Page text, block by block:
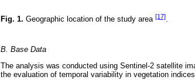
Fig. 1. Geographic location of the study area [17].
B. Base Data
The analysis was conducted using Sentinel-2 satellite
the evaluation of temporal variability in vegetation